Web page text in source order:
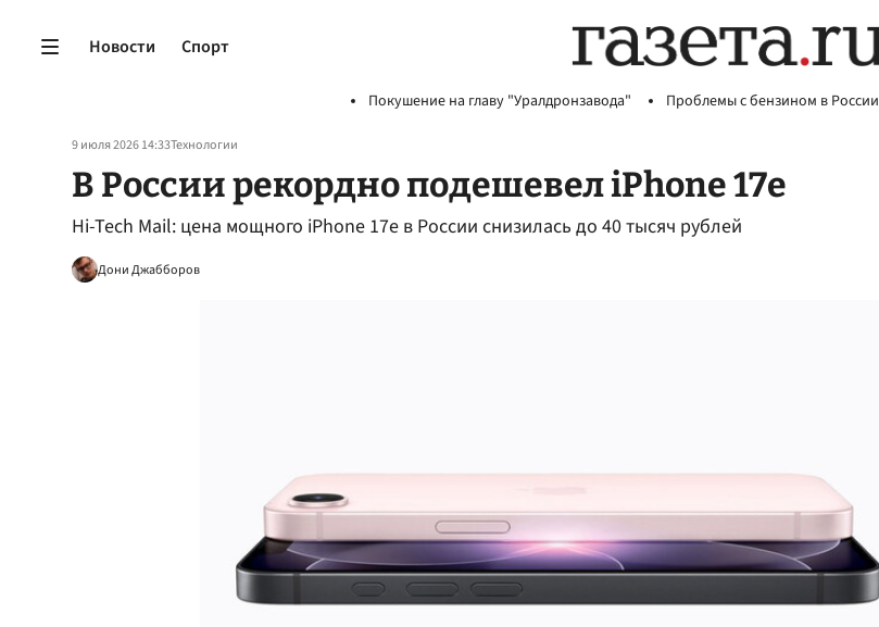
Новости Спорт
Покушение на главу "Уралдронзавода" Проблемы с бензином в России
9 июля 2026 14:33Технологии
В России рекордно подешевел iPhone 17e
Hi-Tech Mail: цена мощного iPhone 17e в России снизилась до 40 тысяч рублей
Дони Джабборов